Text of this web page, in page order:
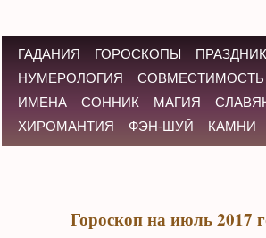
ГАДАНИЯ ГОРОСКОПЫ
НУМЕРОЛОГИЯ
СОВМЕСТИМОСТЬ
ИМЕНА
СОННИК МАГИЯ
ХИРОМАНТИЯ
ФЭН-ШУЙ КАМНИ
Гороскоп на июль 2017